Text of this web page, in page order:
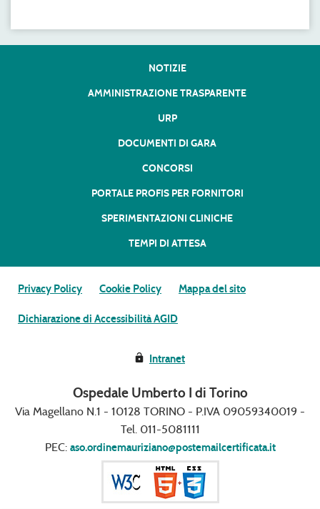
NOTIZIE
AMMINISTRAZIONE TRASPARENTE
URP
DOCUMENTI DI GARA
CONCORSI
PORTALE PROFIS PER FORNITORI
SPERIMENTAZIONI CLINICHE
TEMPI DI ATTESA
Privacy Policy Cookie Policy Mappa del sito
Dichiarazione di Accessibilità AGID
Intranet
Ospedale Umberto I di Torino
Via Magellano N.1 - 10128 TORINO - P.IVA 09059340019 -
Tel. 011-5081111
PEC: aso.ordinemauriziano@postemailcertificata.it